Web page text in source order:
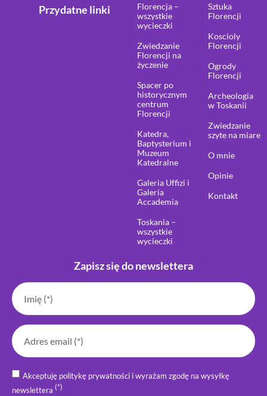
Przydatne linki
Florencja –
wszystkie
wycieczki
Zwiedzanie
Florencji na
życzenie
Spacer po
historycznym
centrum
Florencji
Katedra,
Baptysterium i
Muzeum
Katedralne
Galeria Uffizi i
Galeria
Accademia
Toskania –
wszystkie
wycieczki
Sztuka
Florencji
Koscioly
Florencji
Ogrody
Florencji
Archeologia
w Toskanii
Zwiedzanie
szyte na miare
O mnie
Opinie
Kontakt
Zapisz się do newslettera
Akceptuję politykę prywatności i wyrażam zgodę na wysyłkę
newslettera (*)